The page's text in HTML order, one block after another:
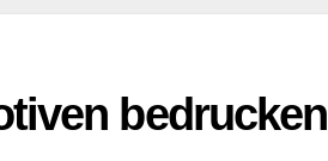
bedrucken